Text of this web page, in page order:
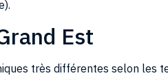
Est
certaines villes de taille